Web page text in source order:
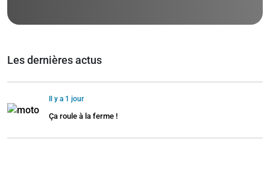
Les dernières actus
Il y a 1 jour
Ça roule à la ferme !